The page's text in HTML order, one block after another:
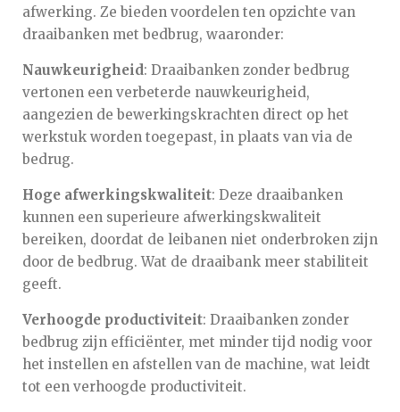
afwerking. Ze bieden voordelen ten opzichte van
draaibanken met bedbrug, waaronder:
Nauwkeurigheid : Draaibanken zonder bedbrug
vertonen een verbeterde nauwkeurigheid,
aangezien de bewerkingskrachten direct op het
werkstuk worden toegepast, in plaats van via de
bedrug.
Hoge afwerkingskwaliteit: Deze draaibanken
kunnen een superieure afwerkingskwaliteit
bereiken, doordat de leibanen niet onderbroken zijn
door de bedbrug. Wat de draaibank meer stabiliteit
geeft.
Verhoogde productiviteit: Draaibanken zonder
bedbrug zijn efficiënter, met minder tijd nodig voor
het instellen en afstellen van de machine, wat leidt
tot een verhoogde productiviteit.